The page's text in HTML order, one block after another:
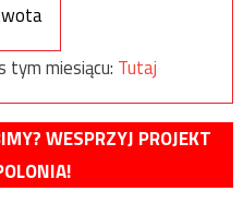
tym miesiącu: Tutaj
WESPRZYJ PROJEKT